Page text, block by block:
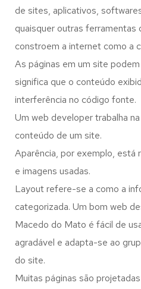
de sites, aplicativos,
quaisquer outras ferramentas
constroem a internet como a
As páginas em um site
significa que o conteúdo
interferência no código fonte.
Um web developer trabalha
conteúdo de um site.
Aparência, por exemplo, está
e imagens usadas.
Layout refere-se a como a
categorizada. Um bom web
Macedo do Mato é fácil de
agradável e adapta-se ao
do site.
Muitas páginas são